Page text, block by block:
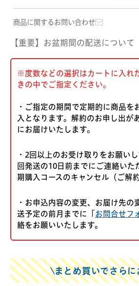
商品に関するお問い合わせ
【重要】お盆期間の配送について
※度数などの選択はカートに入れ
きの中でご指定ください。
・ご指定の期間で定期的に商品を
入となります。解約のお申し出が
にお届けいたします。
・2回以上のお受け取りをお願い
回発送の10日前までにご連絡いた
期購入コースのキャンセル（ご解
・お申込内容の変更、お届け先の
送予定の前月までに「お問合せフ
絡をお願いいたします。
まとめ買いでさら